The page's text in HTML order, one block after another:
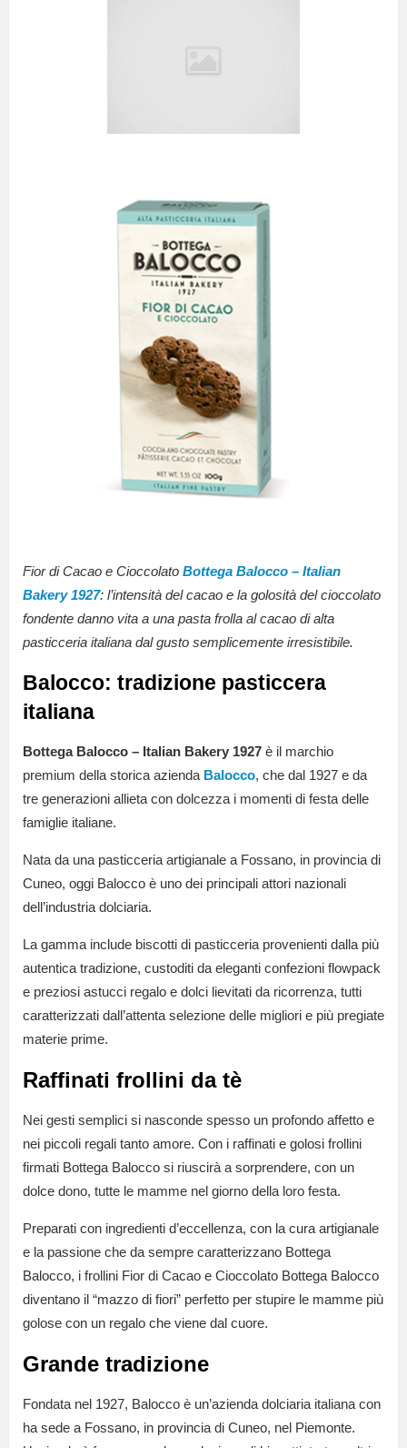
Fior di Cacao e Cioccolato Bottega Balocco – Italian
Bakery 1927: l’intensità del cacao e la golosità del cioccolato
fondente danno vita a una pasta frolla al cacao di alta
pasticceria italiana dal gusto semplicemente irresistibile.
Balocco: tradizione pasticcera
italiana
Bottega Balocco – Italian Bakery 1927 è il marchio
premium della storica azienda Balocco, che dal 1927 e da
tre generazioni allieta con dolcezza i momenti di festa delle
famiglie italiane.
Nata da una pasticceria artigianale a Fossano, in provincia di
Cuneo, oggi Balocco è uno dei principali attori nazionali
dell’industria dolciaria.
La gamma include biscotti di pasticceria provenienti dalla più
autentica tradizione, custoditi da eleganti confezioni flowpack
e preziosi astucci regalo e dolci lievitati da ricorrenza, tutti
caratterizzati dall’attenta selezione delle migliori e più pregiate
materie prime.
Raffinati frollini da tè
Nei gesti semplici si nasconde spesso un profondo affetto e
nei piccoli regali tanto amore. Con i raffinati e golosi frollini
firmati Bottega Balocco si riuscirà a sorprendere, con un
dolce dono, tutte le mamme nel giorno della loro festa.
Preparati con ingredienti d’eccellenza, con la cura artigianale
e la passione che da sempre caratterizzano Bottega
Balocco, i frollini Fior di Cacao e Cioccolato Bottega Balocco
diventano il “mazzo di fiori” perfetto per stupire le mamme più
golose con un regalo che viene dal cuore.
Grande tradizione
Fondata nel 1927, Balocco è un’azienda dolciaria italiana con
ha sede a Fossano, in provincia di Cuneo, nel Piemonte.